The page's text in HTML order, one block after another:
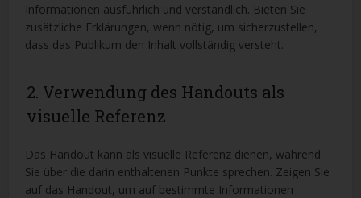
Informationen ausführlich und verständlich. Bieten Sie
zusätzliche Erklärungen, wenn nötig, um sicherzustellen,
dass das Publikum den Inhalt vollständig versteht.
2. Verwendung des Handouts als
visuelle Referenz
Das Handout kann als visuelle Referenz dienen, während
Sie über die darin enthaltenen Punkte sprechen. Zeigen Sie
auf das Handout, um auf bestimmte Informationen